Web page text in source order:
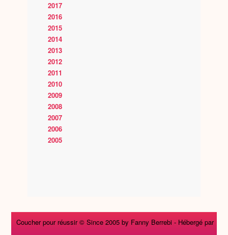
2017
2016
2015
2014
2013
2012
2011
2010
2009
2008
2007
2006
2005
Coucher pour réussir © Since 2005 by Fanny Berrebi - Hébergé par